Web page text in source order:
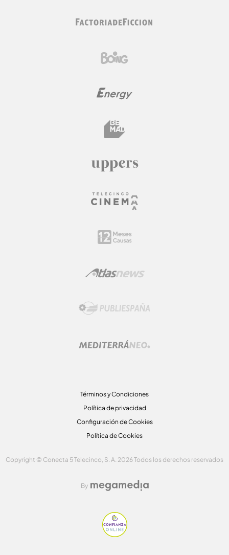
Términos y Condiciones
Política de privacidad
Configuración de Cookies
Política de Cookies
Copyright © Conecta 5 Telecinco, S. A. 2026 Todos los derechos reservados
By